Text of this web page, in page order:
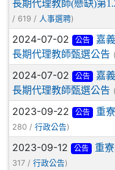
長期代理教師(懸缺)第
/ 619 / 人事選聘)
2024-07-02 公告
嘉
長期代理教師甄選公告 (
2024-07-02 公告
嘉
長期代理教師甄選公告 (
2023-09-22 公告 重
280 / 行政公告)
2023-09-12 公告 重
317 / 行政公告)